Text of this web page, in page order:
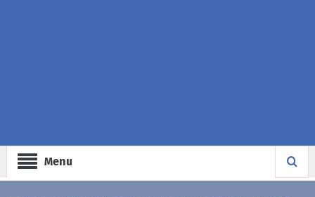
Menu